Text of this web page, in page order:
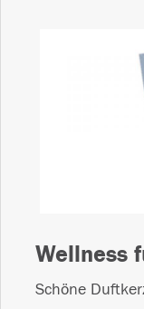
Wellness
Schöne